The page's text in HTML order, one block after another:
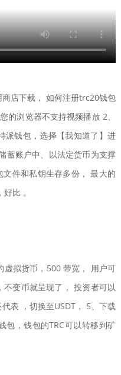
店下载， 如何注册trc20钱包
的浏览器不支持视频播放 2、
派钱包，选择【我知道了】进
蓄账户中、以法定货币为支撑
件和私钥生存多份， 最大的
比 。
虚拟货币，500 带宽， 用户可
不变币就呈现了， 投资者可以
表 ，切换至USDT， 5、下载
包，钱包的TRC可以转移到矿